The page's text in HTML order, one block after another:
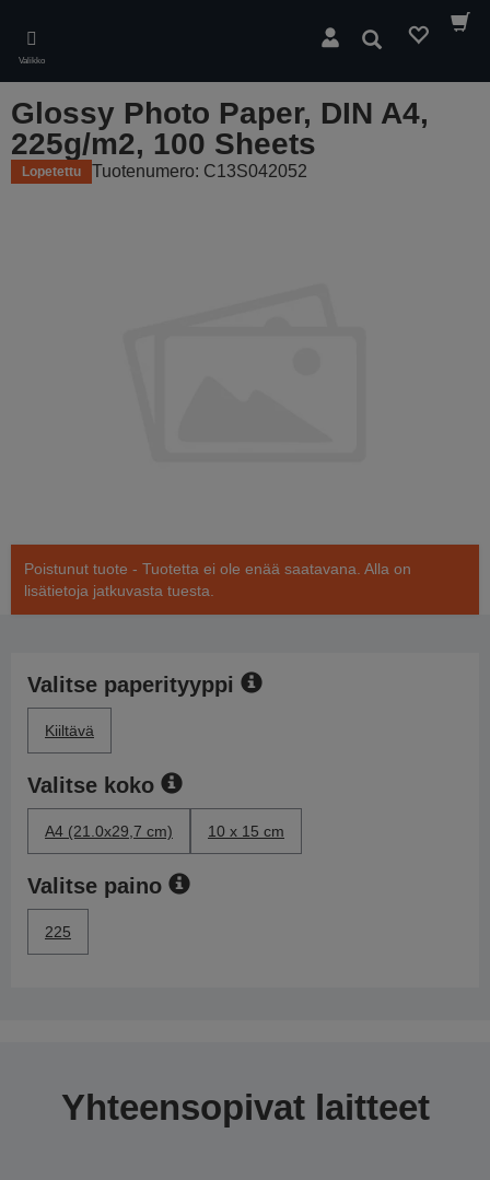
main
content
Valikko
Hae
Glossy Photo Paper, DIN A4,
225g/m2, 100 Sheets
Lopetettu Tuotenumero: C13S042052
Poistunut tuote - Tuotetta ei ole enää saatavana. Alla on
lisätietoja jatkuvasta tuesta.
Valitse paperityyppi
Kiiltävä
Valitse koko
A4 (21.0x29,7 cm) 10 x 15 cm
Valitse paino
225
Yhteensopivat laitteet